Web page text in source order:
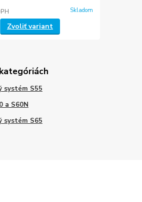
Skladom
Zvoliť variant
systém S55
a S60N
systém S65